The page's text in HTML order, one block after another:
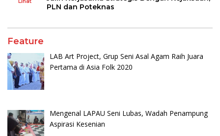
PLN dan Poteknas
Feature
LAB Art Project, Grup Seni Asal Agam Raih Juara
Pertama di Asia Folk 2020
Mengenal LAPAU Seni Lubas, Wadah Penampung
Aspirasi Kesenian